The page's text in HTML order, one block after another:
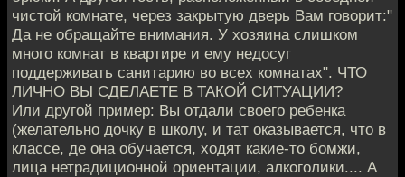
чистой комнате, через закрытую дверь Вам говорит:"
Да не обращайте внимания. У хозяина слишком
много комнат в квартире и ему недосуг
поддерживать санитарию во всех комнатах". ЧТО
ЛИЧНО ВЫ СДЕЛАЕТЕ В ТАКОЙ СИТУАЦИИ?
Или другой пример: Вы отдали своего ребенка
(желательно дочку в школу, и тат оказывается, что в
классе, де она обучается, ходят какие-то бомжи,
лица нетрадиционной ориентации, алкоголики.... А